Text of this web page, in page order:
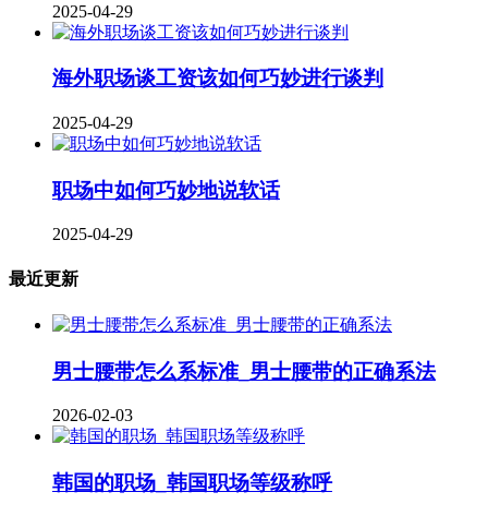
2025-04-29
海外职场谈工资该如何巧妙进行谈判
2025-04-29
职场中如何巧妙地说软话
2025-04-29
最近更新
男士腰带怎么系标准_男士腰带的正确系法
2026-02-03
韩国的职场_韩国职场等级称呼